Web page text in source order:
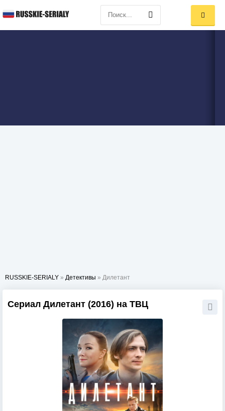
RUSSKIE-SERIALY » Детективы » Дилетант
Сериал Дилетант (2016) на ТВЦ